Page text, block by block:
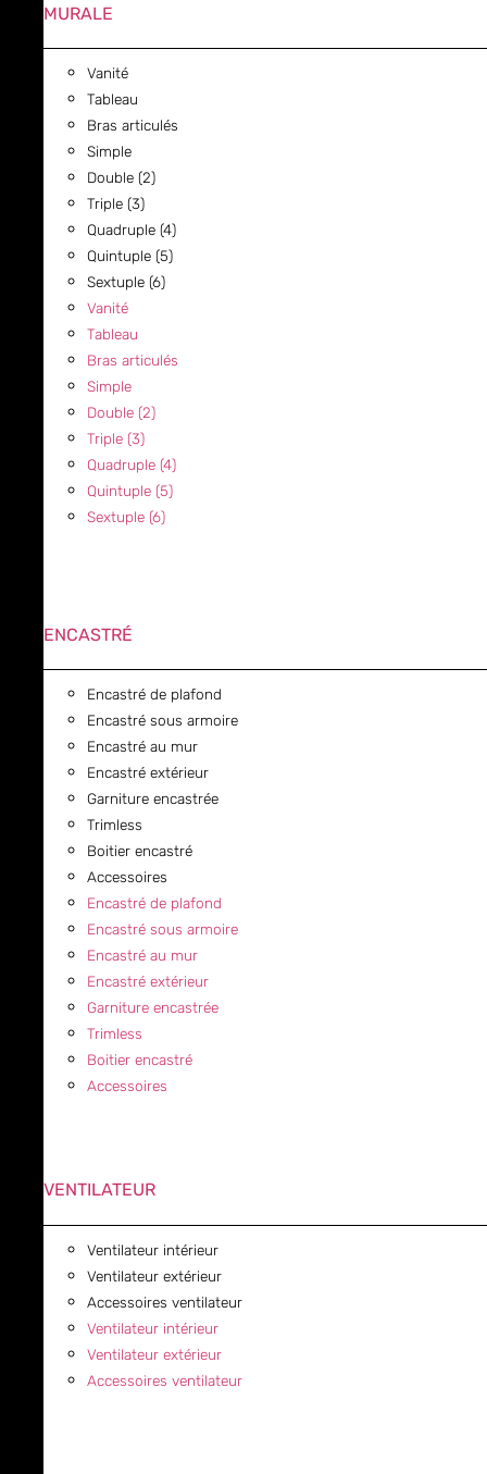
MURALE
Vanité
Tableau
Bras articulés
Simple
Double (2)
Triple (3)
Quadruple (4)
Quintuple (5)
Sextuple (6)
Vanité
Tableau
Bras articulés
Simple
Double (2)
Triple (3)
Quadruple (4)
Quintuple (5)
Sextuple (6)
ENCASTRÉ
Encastré de plafond
Encastré sous armoire
Encastré au mur
Encastré extérieur
Garniture encastrée
Trimless
Boitier encastré
Accessoires
Encastré de plafond
Encastré sous armoire
Encastré au mur
Encastré extérieur
Garniture encastrée
Trimless
Boitier encastré
Accessoires
VENTILATEUR
Ventilateur intérieur
Ventilateur extérieur
Accessoires ventilateur
Ventilateur intérieur
Ventilateur extérieur
Accessoires ventilateur